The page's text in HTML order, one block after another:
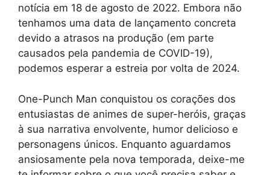
notícia em 18 de agosto de 2022. Embora não
tenhamos uma data de lançamento concreta
devido a atrasos na produção (em parte
causados pela pandemia de COVID-19),
podemos esperar a estreia por volta de 2024.
One-Punch Man conquistou os corações dos
entusiastas de animes de super-heróis, graças
à sua narrativa envolvente, humor delicioso e
personagens únicos. Enquanto aguardamos
ansiosamente pela nova temporada, deixe-me